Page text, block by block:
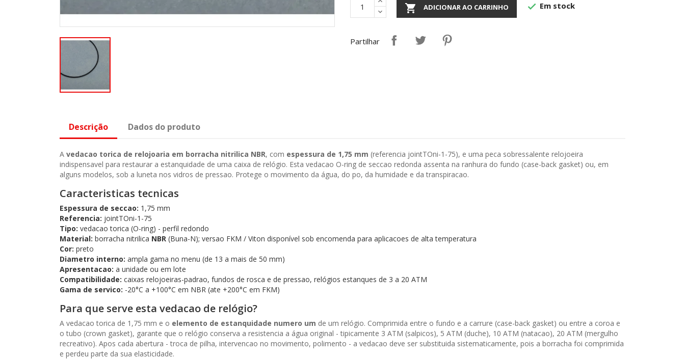
 ADICIONAR AO CARRINHO  Em stock
Partilhar
Descrição Dados do produto
A vedacao torica de relojoaria em borracha nitrilica NBR, com espessura de 1,75 mm (referencia jointTOni-1-75), e uma peca sobressalente relojoeira
indispensavel para restaurar a estanquidade de uma caixa de relógio. Esta vedacao O-ring de seccao redonda assenta na ranhura do fundo (case-back gasket) ou, em
alguns modelos, sob a luneta nos vidros de pressao. Protege o movimento da água, do po, da humidade e da transpiracao.
Caracteristicas tecnicas
Espessura de seccao: 1,75 mm
Referencia: jointTOni-1-75
Tipo: vedacao torica (O-ring) - perfil redondo
Material: borracha nitrilica NBR (Buna-N); versao FKM / Viton disponível sob encomenda para aplicacoes de alta temperatura
Cor: preto
Diametro interno: ampla gama no menu (de 13 a mais de 50 mm)
Apresentacao: a unidade ou em lote
Compatibilidade: caixas relojoeiras-padrao, fundos de rosca e de pressao, relógios estanques de 3 a 20 ATM
Gama de servico: -20°C a +100°C em NBR (ate +200°C em FKM)
Para que serve esta vedacao de relógio?
A vedacao torica de 1,75 mm e o elemento de estanquidade numero um de um relógio. Comprimida entre o fundo e a carrure (case-back gasket) ou entre a coroa e
o tubo (crown gasket), garante que o relógio conserva a resistencia a água original - tipicamente 3 ATM (salpicos), 5 ATM (duche), 10 ATM (natacao), 20 ATM (mergulho
recreativo). Apos cada abertura - troca de pilha, intervencao no movimento, polimento - a vedacao deve ser substituida sistematicamente, pois a borracha foi comprimida
e perdeu parte da sua elasticidade.